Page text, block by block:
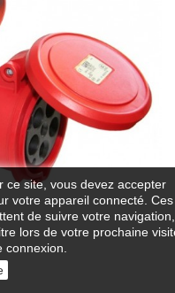
ce site, vous devez accepter
votre appareil connecté. Ces
de suivre votre navigation,
lors de votre prochaine